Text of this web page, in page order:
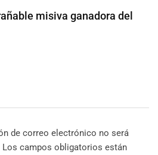
misiva ganadora del
de correo electrónico no será
Los campos obligatorios están